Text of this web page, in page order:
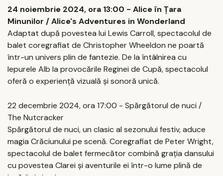
24 noiembrie 2024, ora 13:00 - Alice în Țara
Minunilor / Alice's Adventures in Wonderland
Adaptat după povestea lui Lewis Carroll, spectacolul de
balet coregrafiat de Christopher Wheeldon ne poartă
într-un univers plin de fantezie. De la întâlnirea cu
Iepurele Alb la provocările Reginei de Cupă, spectacolul
oferă o experiență vizuală și sonoră unică.
22 decembrie 2024, ora 17:00 - Spărgătorul de nuci /
The Nutcracker
Spărgătorul de nuci, un clasic al sezonului festiv, aduce
magia Crăciunului pe scenă. Coregrafiat de Peter Wright,
spectacolul de balet fermecător combină grația dansului
cu povestea Clarei și aventurile ei într-o lume plină de